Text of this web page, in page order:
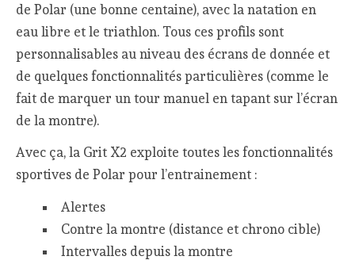
de Polar (une bonne centaine), avec la natation en
eau libre et le triathlon. Tous ces profils sont
personnalisables au niveau des écrans de donnée et
de quelques fonctionnalités particulières (comme le
fait de marquer un tour manuel en tapant sur l’écran
de la montre).
Avec ça, la Grit X2 exploite toutes les fonctionnalités
sportives de Polar pour l’entrainement :
Alertes
Contre la montre (distance et chrono cible)
Intervalles depuis la montre